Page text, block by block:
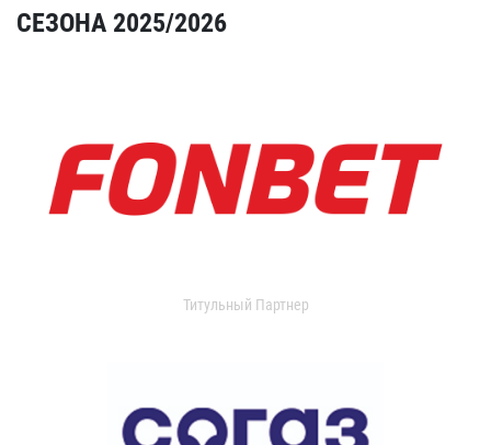
СЕЗОНА 2025/2026
Титульный Партнер